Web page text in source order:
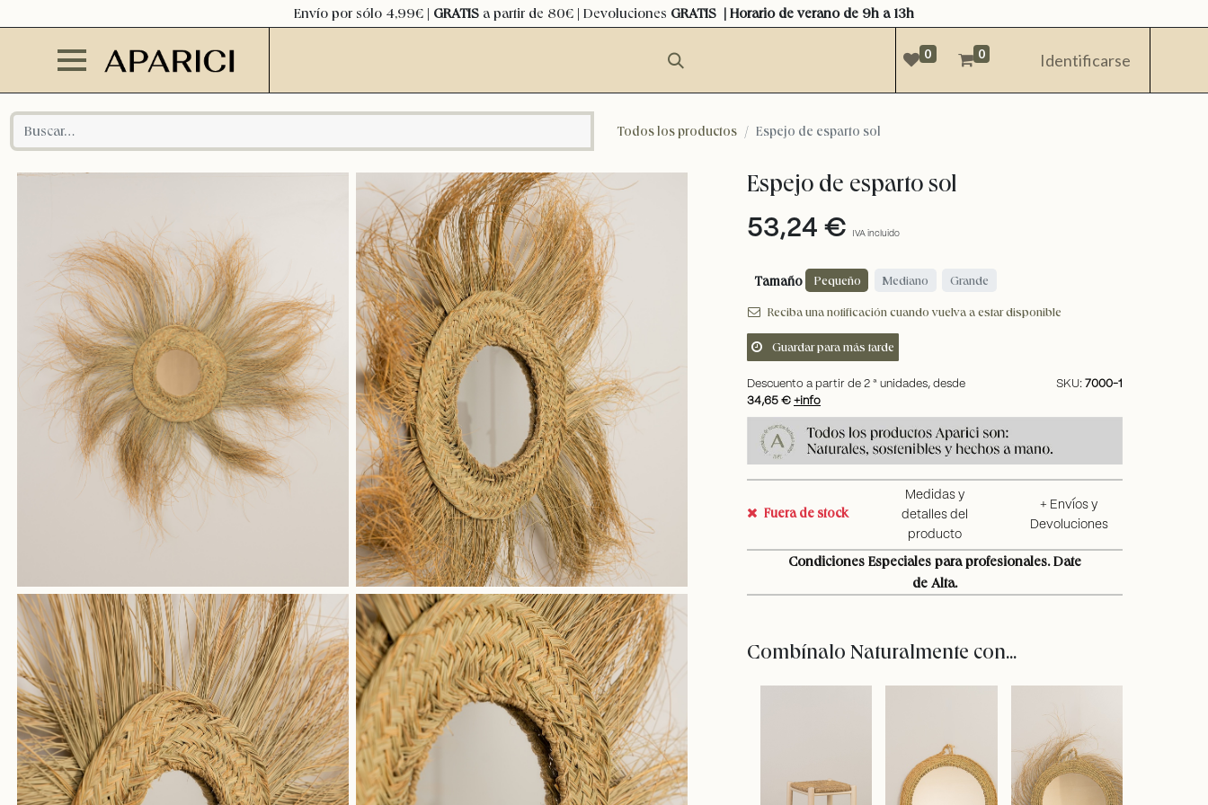
Envío por sólo 4,99€ | GRATIS a partir de 80€ | Devoluciones GRATIS | Horario de verano de 9h a 13h
0 0 Identificarse
Todos los productos Espejo de esparto sol
Espejo de esparto sol
53,24 € IVA incluido
Tamaño Pequeño Mediano
Grande
Reciba una notificación cuando vuelva a estar disponible
Guardar para más tarde
Descuento a partir de 2 ª unidades, desde
34,65 € +info
SKU: 7000-1
Fuera de stock
Medidas y
detalles del
producto
+ Envíos y
Devoluciones
Condiciones Especiales para profesionales. Date
de Alta.
Combínalo Naturalmente con...